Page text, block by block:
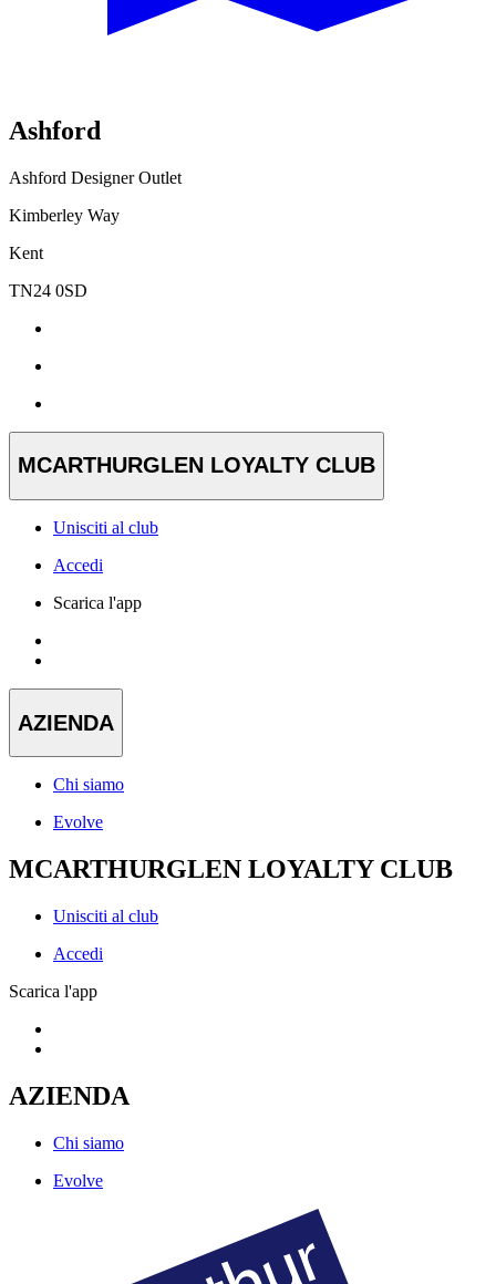
Ashford
Ashford Designer Outlet
Kimberley Way
Kent
TN24 0SD
MCARTHURGLEN LOYALTY CLUB
Unisciti al club
Accedi
Scarica l'app
AZIENDA
Chi siamo
Evolve
MCARTHURGLEN LOYALTY CLUB
Unisciti al club
Accedi
Scarica l'app
AZIENDA
Chi siamo
Evolve